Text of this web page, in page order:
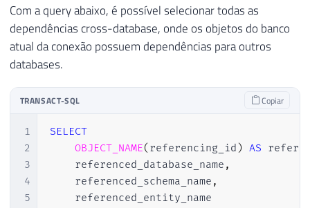
Com a query abaixo, é possível selecionar todas as
dependências cross-database, onde os objetos do banco
atual da conexão possuem dependências para outros
databases.
TRANSACT-SQL Copiar
1
2
3
4
5
SELECT
OBJECT_NAME( referencing_id ) AS
    referenced_database_name
,
    referenced_schema_name
,